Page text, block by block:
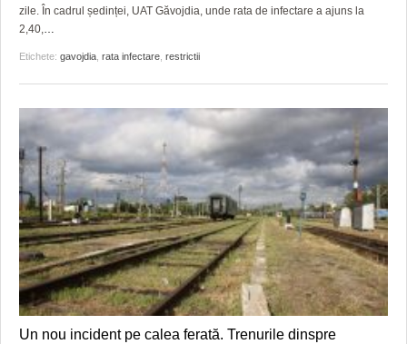
zile. În cadrul ședinței, UAT Găvojdia, unde rata de infectare a ajuns la
2,40,
Etichete: gavojdia rata infectare restrictii
Un nou incident pe calea ferată. Trenurile dinspre